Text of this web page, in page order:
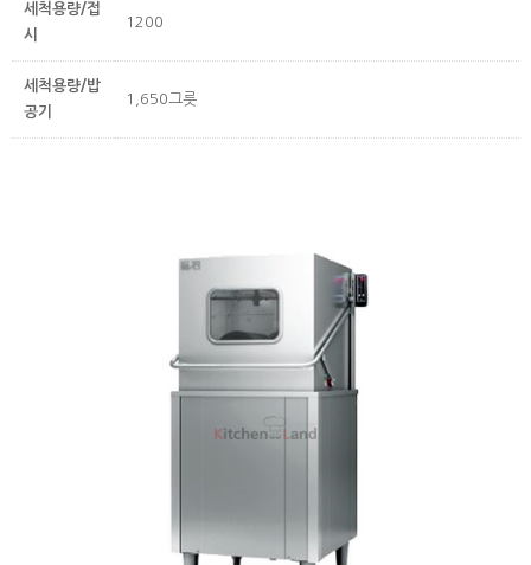
세척용량/접
시
1200
세척용량/밥
공기
1,650그릇